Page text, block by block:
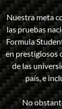
Nuestra meta
las pruebas
Formula
en prestigiosos
de las
país, e
No